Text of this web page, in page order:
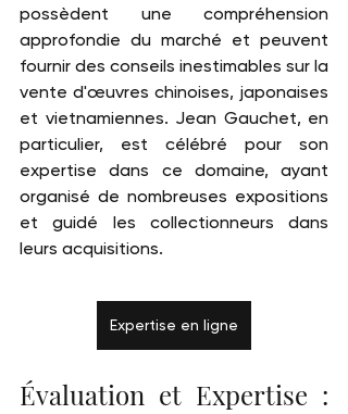
possèdent une compréhension
approfondie du marché et peuvent
fournir des conseils inestimables sur la
vente d'œuvres chinoises, japonaises
et vietnamiennes. Jean Gauchet, en
particulier, est célébré pour son
expertise dans ce domaine, ayant
organisé de nombreuses expositions
et guidé les collectionneurs dans
leurs acquisitions.
Expertise en ligne
Évaluation et Expertise :